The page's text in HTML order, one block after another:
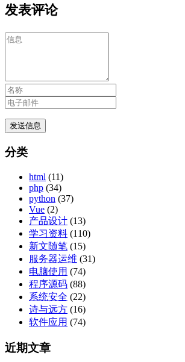
发表评论
分类
html (11)
php (34)
python (37)
Vue (2)
产品设计 (13)
学习资料 (110)
新文随笔 (15)
服务器运维 (31)
电脑使用 (74)
程序源码 (88)
系统安全 (22)
诗与远方 (16)
软件应用 (74)
近期文章